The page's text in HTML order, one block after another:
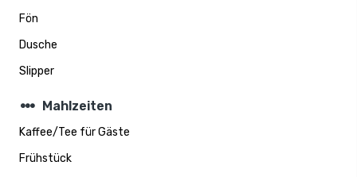
Fön
Dusche
Slipper
steppers Mahlzeiten
Kaffee/Tee für Gäste
Frühstück